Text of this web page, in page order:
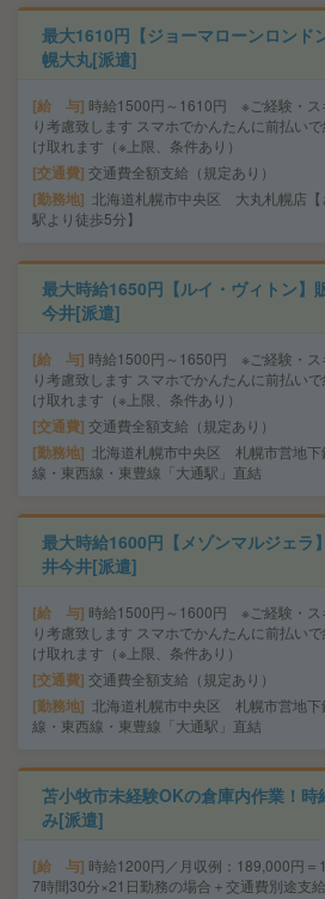
最大1610円【ジョーマローンロン
幌大丸[派遣]
給 与 時給1500円～1610円 ※ご経験・ス
り考慮致します スマホでかんたんに前払い
け取れます（※上限、条件あり）
交通費 交通費全額支給（規定あり）
勤務地
北海道札幌市中央区 大丸札幌店【
駅より徒歩5分】
最大時給1650円【ルイ・ヴィトン
今井[派遣]
給 与 時給1500円～1650円 ※ご経験・ス
り考慮致します スマホでかんたんに前払い
け取れます（※上限、条件あり）
交通費 交通費全額支給（規定あり）
勤務地
北海道札幌市中央区 札幌市営地下
線・東西線・東豊線「大通駅」直結
最大時給1600円【メゾンマルジェ
井今井[派遣]
給 与 時給1500円～1600円 ※ご経験・ス
り考慮致します スマホでかんたんに前払い
け取れます（※上限、条件あり）
交通費 交通費全額支給（規定あり）
勤務地
北海道札幌市中央区 札幌市営地下
線・東西線・東豊線「大通駅」直結
苫小牧市未経験OKの倉庫内作業！
み[派遣]
給 与 時給1200円／月収例：189,000円＝
7時間30分×21日勤務の場合＋交通費別途支給